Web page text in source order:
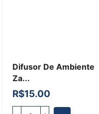
Difusor De Ambiente
Za...
R$15.00